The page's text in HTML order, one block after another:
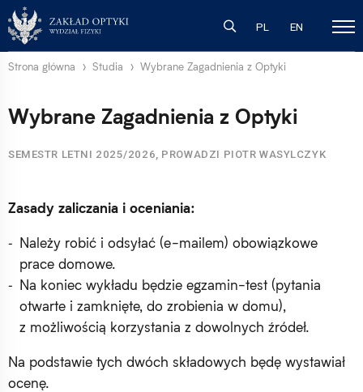
PL EN
Strona główna Studia Wybrane Zagadnienia z Optyki
Wybrane Zagadnienia z Optyki
SEMESTR LETNI 2025/2026, PROWADZI PIOTR WASYLCZYK
Zasady zaliczania i oceniania:
Należy robić i odsyłać (e-mailem) obowiązkowe
prace domowe.
Na koniec wykładu będzie egzamin-test (pytania
otwarte i zamknięte, do zrobienia w domu),
z możliwością korzystania z dowolnych źródeł.
Na podstawie tych dwóch składowych będę wystawiał
ocenę.